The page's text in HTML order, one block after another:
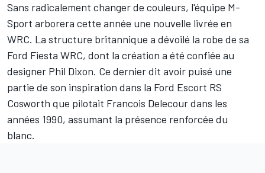
Sans radicalement changer de couleurs, l'équipe M-
Sport arborera cette année une nouvelle livrée en
WRC. La structure britannique a dévoilé la robe de sa
Ford Fiesta WRC, dont la création a été confiée au
designer Phil Dixon. Ce dernier dit avoir puisé une
partie de son inspiration dans la Ford Escort RS
Cosworth que pilotait Francois Delecourdans les
années 1990, assumant la présence renforcée du
blanc.